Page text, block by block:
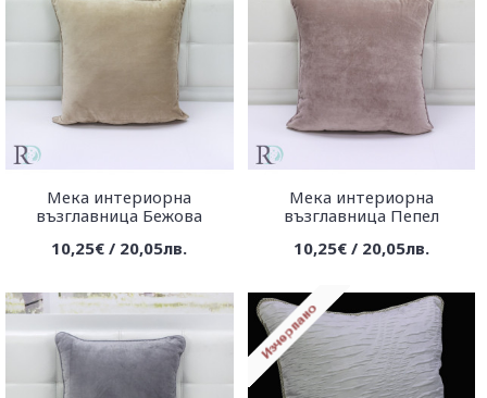
Мека интериорна
възглавница Бежова
10,25€ / 20,05лв.
Мека интериорна
възглавница Пепел
10,25€ / 20,05лв.